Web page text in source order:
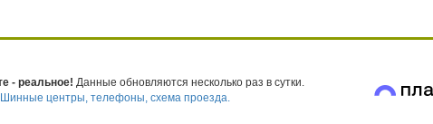
- реальное! Данные обновляются несколько раз в сутки.
Шинные центры, телефоны, схема проезда.